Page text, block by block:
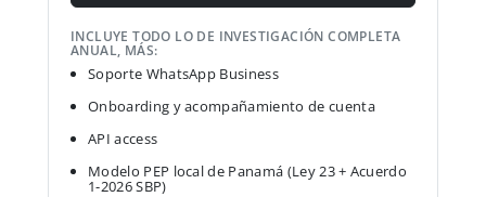
INCLUYE TODO LO DE INVESTIGACIÓN COMPLETA
ANUAL, MÁS:
Soporte WhatsApp Business
Onboarding y acompañamiento de cuenta
API access
Modelo PEP local de Panamá (Ley 23 + Acuerdo
1-2026 SBP)